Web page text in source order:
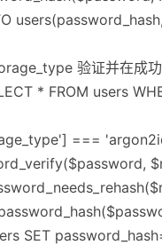
验证并在成
* FROM users
===
SET